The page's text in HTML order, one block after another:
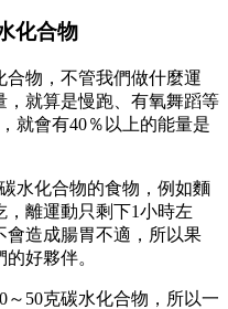
化合物
物，不管我們做什麼運
就算是慢跑、有氧舞蹈等
就會有40％以上的能量是
水化合物的食物，例如麵
離運動只剩下1小時左
會造成腸胃不適，所以果
好夥伴。
50克碳水化合物，所以一